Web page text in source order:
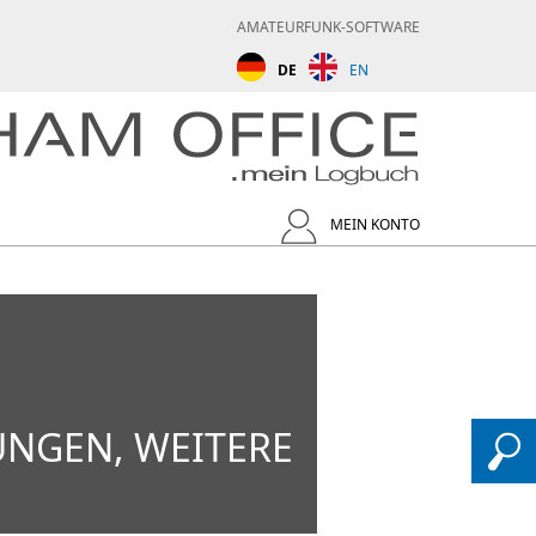
AMATEURFUNK-SOFTWARE
DE EN
MEIN KONTO
WEITERE